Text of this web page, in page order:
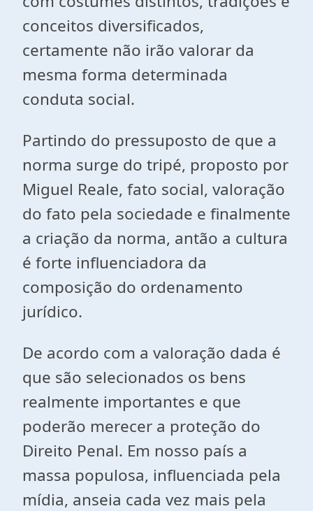
conceitos diversificados,
certamente não irão valorar da
mesma forma determinada
conduta social.
Partindo do pressuposto de que a
norma surge do tripé, proposto por
Miguel Reale, fato social, valoração
do fato pela sociedade e finalmente
a criação da norma, antão a cultura
é forte influenciadora da
composição do ordenamento
jurídico.
De acordo com a valoração dada é
que são selecionados os bens
realmente importantes e que
poderão merecer a proteção do
Direito Penal. Em nosso país a
massa populosa, influenciada pela
mídia, anseia cada vez mais pela